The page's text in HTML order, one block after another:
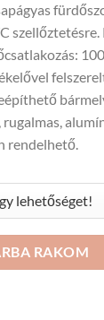
8
970Ft
through
18
889Ft
szellőztetésre.
rendelhető.
RAKOM